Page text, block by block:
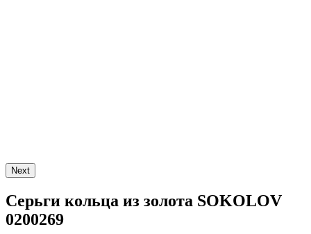
Next
Серьги кольца из золота SOKOLOV
0200269